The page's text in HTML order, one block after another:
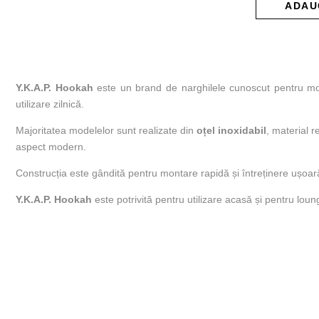
Y.K.A.P. Hookah este un brand de narghilele cunoscut pentru
utilizare zilnică.
Majoritatea modelelor sunt realizate dinoțel inoxidabil , material
aspect modern.
Construcția este gândită pentru montare rapidă și întreținere
Y.K.A.P. Hookah este potrivită pentru utilizare acasă și pentru